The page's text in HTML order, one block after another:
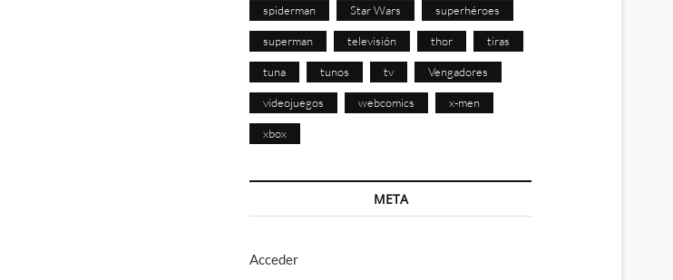
spiderman Star Wars superhéroes
superman televisión thor tiras
tuna tunos tv Vengadores
videojuegos webcomics x-men
xbox
META
Acceder